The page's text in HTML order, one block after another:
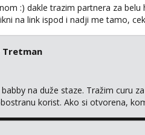
:) dakle trazim partnera za belu
na link ispod i nadji me tamo,
Tretman
na duže staze. Tražim curu
korist. Ako si otvorena,